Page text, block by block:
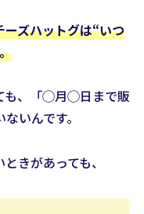
ズハットグは“いつ
も、「◯月◯日まで販
いんです。
きがあっても、